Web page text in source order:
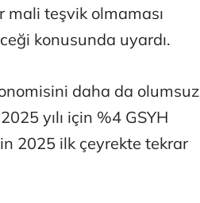
mali teşvik olmaması
konusunda uyardı.
daha da olumsuz
yılı için %4 GSYH
2025 ilk çeyrekte tekrar
Tunca Bengin